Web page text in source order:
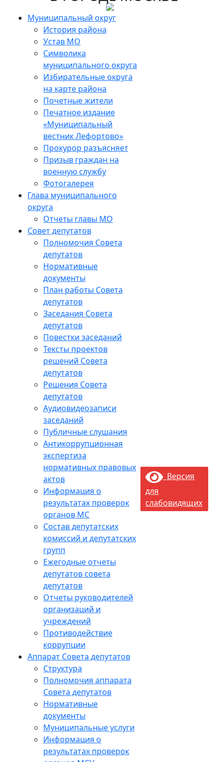
Муниципальный округ
История района
Устав МО
Символика
муниципального округа
Избирательные округа
на карте района
Почетные жители
Печатное издание
«Муниципальный
вестник Лефортово»
Прокурор разъясняет
Призыв граждан на
военную службу
Фотогалерея
Глава муниципального
округа
Отчеты главы МО
Совет депутатов
Полномочия Совета
депутатов
Нормативные
документы
План работы Совета
депутатов
Заседания Cовета
депутатов
Повестки заседаний
Тексты проектов
решений Совета
депутатов
Решения Совета
депутатов
Аудиовидеозаписи
заседаний
Публичные слушания
Антикоррупционная
экспертиза
нормативных правовых
актов
Информация о
результатах проверок
органов МС
Состав депутатских
комиссий и депутатских
групп
Ежегодные отчеты
депутатов совета
депутатов
Отчеты руководителей
организаций и
учреждений
Противодействие
коррупции
Аппарат Совета депутатов
Структура
Полномочия аппарата
Совета депутатов
Нормативные
документы
Муниципальные услуги
Информация о
результатах проверок
Версия
для
слабовидящих